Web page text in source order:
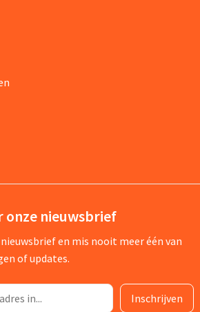
onze nieuwsbrief
en mis nooit meer één van
of updates.